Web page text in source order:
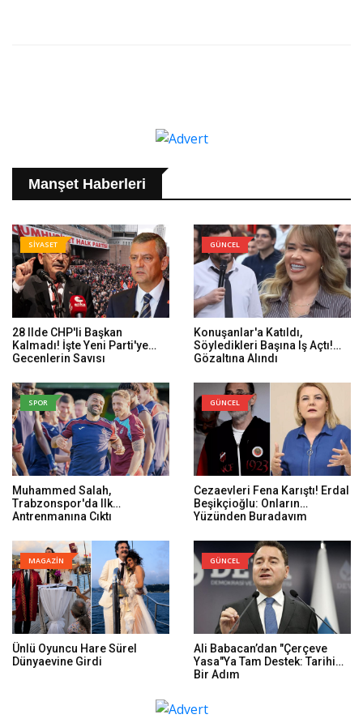
Manşet Haberleri
SİYASET
28 Ilde CHP'li Başkan
Kalmadı! İşte Yeni Parti'ye
Geçenlerin Sayısı
GÜNCEL
Konuşanlar'a Katıldı,
Söyledikleri Başına Iş Açtı!
Gözaltına Alındı
SPOR
Muhammed Salah,
Trabzonspor'da Ilk
Antrenmanına Çıktı
GÜNCEL
Cezaevleri Fena Karıştı! Erdal
Beşikçioğlu: Onların
Yüzünden Buradayım
MAGAZİN
Ünlü Oyuncu Hare Sürel
Dünyaevine Girdi
GÜNCEL
Ali Babacan’dan "Çerçeve
Yasa"ya Tam Destek: Tarihi
Bir Adım